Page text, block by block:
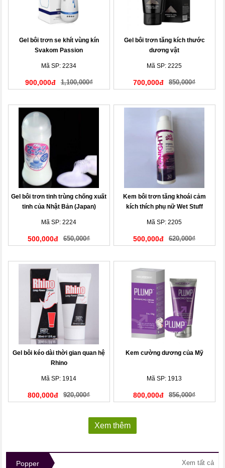
Gel bôi trơn se khít vùng kín
Svakom Passion
Mã SP: 2234
900,000đ 1,100,000₫
Gel bôi trơn tăng kích thước
dương vật
Mã SP: 2225
700,000đ 850,000₫
Gel bôi trơn tinh trùng chống xuất
tinh của Nhật Bản (Japan)
Mã SP: 2224
500,000đ 650,000₫
Kem bôi trơn tăng khoái cảm
kích thích phụ nữ Wet Stuff
Mã SP: 2205
500,000đ 620,000₫
Gel bôi kéo dài thời gian quan hệ
Rhino
Mã SP: 1914
800,000đ 920,000₫
Kem cường dương của Mỹ
Mã SP: 1913
800,000đ 856,000₫
Xem thêm
Popper Xem tất cả